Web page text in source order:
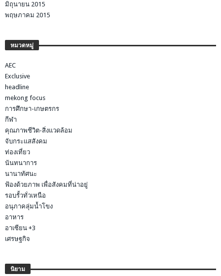
มิถุนายน 2015
พฤษภาคม 2015
หมวดหมู่
AEC
Exclusive
headline
mekong focus
การศึกษา-เกษตรกร
กีฬา
คุณภาพชีวิต-สิ่งแวดล้อม
จับกระแสสังคม
ท่องเที่ยว
นันทนาการ
นานาทัศนะ
ฟ้องด้วยภาพ เพื่อสังคมที่น่าอยู่
รอบรั้วทั่วเหนือ
อนุภาคลุ่มน้ำโขง
อาหาร
อาเซียน +3
เศรษฐกิจ
นิยาม